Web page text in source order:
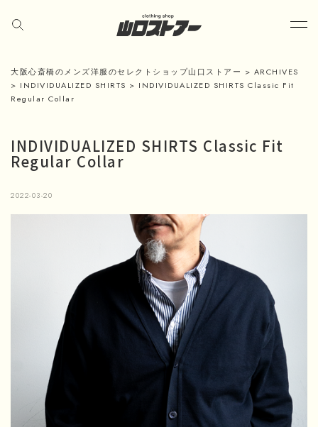
大阪心斎橋のメンズ洋服のセレクトショップ山口ストアー > ARCHIVES
> INDIVIDUALIZED SHIRTS > INDIVIDUALIZED SHIRTS Classic Fit
Regular Collar
INDIVIDUALIZED SHIRTS Classic Fit
Regular Collar
2022-03-20